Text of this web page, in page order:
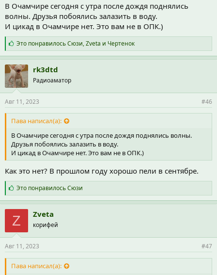
В Очамчире сегодня с утра после дождя поднялись
волны. Друзья побоялись залазить в воду.
И цикад в Очамчире нет. Это вам не в ОПК.)
С
и
м
п
а
т
и
Это понравилосьСюзи,Zveta и Чертенок
rk3dtd
Радиоаматор
Авг 11, 2023 #46
Пава написал(а):
В Очамчире сегодня с утра после дождя поднялись волны.
Друзья побоялись залазить в воду.
И цикад в Очамчире нет. Это вам не в ОПК.)
Как это нет? В прошлом году хорошо пели в сентябре.
С
и
м
п
а
т
и
и
:
Это понравилосьСюзи
Z Zveta
корифей
Авг 11, 2023 #47
Пава написал(а):